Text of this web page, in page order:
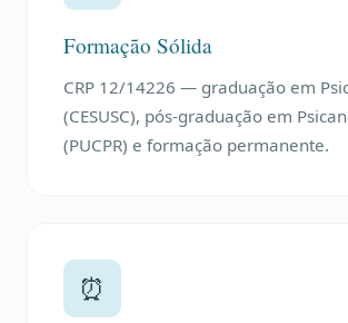
Formação Sólida
CRP 12/14226 — graduação em
(CESUSC), pós-graduação em
(PUCPR) e formação permanente.
⏰